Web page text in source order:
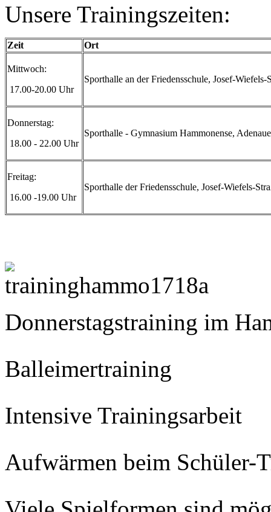
Unsere Trainingszeiten:
Zeit Ort
Mittwoch:
17.00-20.00 Uhr
Sporthalle an der Friedensschule, Josef-Wiefels-
Donnerstag:
18.00 - 22.00 Uhr
Sporthalle - Gymnasium Hammonense,
Freitag:
16.00 -19.00 Uhr
Sporthalle der Friedensschule, Josef-Wiefels-
Donnerstagstraining im
Balleimertraining
Intensive Trainingsarbeit
Aufwärmen beim Schüler-